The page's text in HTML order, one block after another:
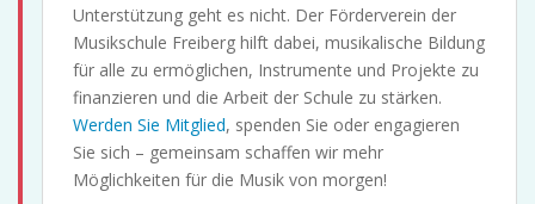
Unterstützung geht es nicht. Der Förderverein der
Musikschule Freiberg hilft dabei, musikalische Bildung
für alle zu ermöglichen, Instrumente und Projekte zu
finanzieren und die Arbeit der Schule zu stärken.
Werden Sie Mitglied, spenden Sie oder engagieren
Sie sich – gemeinsam schaffen wir mehr
Möglichkeiten für die Musik von morgen!